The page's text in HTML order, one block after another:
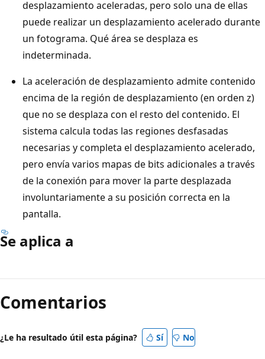
desplazamiento aceleradas, pero solo una de ellas
puede realizar un desplazamiento acelerado durante
un fotograma. Qué área se desplaza es
indeterminada.
La aceleración de desplazamiento admite contenido
encima de la región de desplazamiento (en orden z)
que no se desplaza con el resto del contenido. El
sistema calcula todas las regiones desfasadas
necesarias y completa el desplazamiento acelerado,
pero envía varios mapas de bits adicionales a través
de la conexión para mover la parte desplazada
involuntariamente a su posición correcta en la
pantalla.
Se aplica a
Comentarios
¿Le ha resultado útil esta página? Sí No